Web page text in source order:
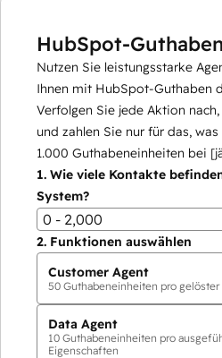
HubSpot-Guthaben
Nutzen Sie leistungsstarke
Ihnen mit HubSpot-Guthaben
Verfolgen Sie jede Aktion
und zahlen Sie nur für das,
1.000 Guthabeneinheiten bei
1. Wie viele Kontakte
System?
0 - 2,000
2. Funktionen auswählen
Customer Agent
50 Guthabeneinheiten pro gelöster
Data Agent
10 Guthabeneinheiten pro
Eigenschaften